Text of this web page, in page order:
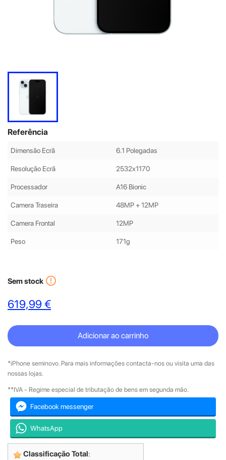
Referência
Dimensão Ecrã 6.1 Polegadas
Resolução Ecrã 2532x1170
Processador A16 Bionic
Camera Traseira 48MP + 12MP
Camera Frontal 12MP
Peso 171g
Sem stock error_outline
619,99 €
Adicionar ao carrinho
*iPhone seminovo. Para mais informações contacta-nos ou visita uma das
nossas lojas.
**IVA - Regime especial de tributação de bens em segunda mão.
Facebook messenger
WhatsApp
Classificação Total: